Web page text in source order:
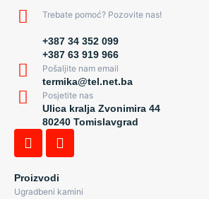
Trebate pomoć? Pozovite nas!
+387 34 352 099
+387 63 919 966
Pošaljite nam email
termika@tel.net.ba
Posjetite nas
Ulica kralja Zvonimira 44
80240 Tomislavgrad
Proizvodi
Ugradbeni kamini